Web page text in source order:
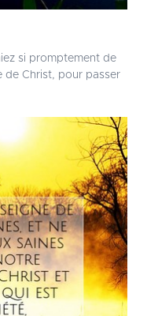
si promptement de
de Christ, pour passer